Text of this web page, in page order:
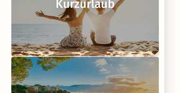
Kurzurlaub